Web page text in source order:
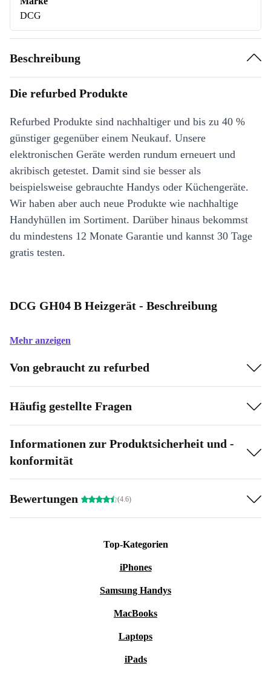
DCG
Beschreibung
Die refurbed Produkte
Refurbed Produkte sind nachhaltiger und bis zu 40 %
günstiger gegenüber einem Neukauf. Unsere
elektronischen Geräte werden rundum erneuert und
akribisch getestet. Damit sind sie besser als
beispielsweise gebrauchte Handys oder Küchengeräte.
Wir haben aber auch neue Produkte wie nachhaltige
Handyhüllen im Sortiment. Darüber hinaus bekommst
du mindestens 12 Monate Garantie und kannst 30 Tage
gratis testen.
DCG GH04 B Heizgerät - Beschreibung
Mehr anzeigen
Von gebraucht zu refurbed
Häufig gestellte Fragen
Informationen zur Produktsicherheit und -
konformität
Bewertungen (4.6)
Top-Kategorien
iPhones
Samsung Handys
MacBooks
Laptops
iPads